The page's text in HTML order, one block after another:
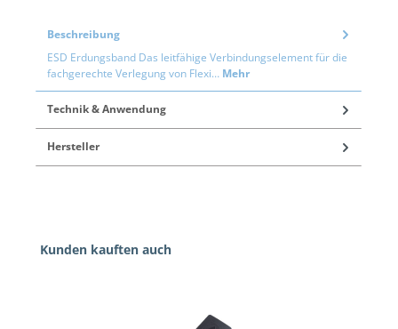
Beschreibung
ESD Erdungsband Das leitfähige Verbindungselement für die
fachgerechte Verlegung von Flexi… Mehr
Technik & Anwendung
Hersteller
Produktgalerie überspringen
Kunden kauften auch